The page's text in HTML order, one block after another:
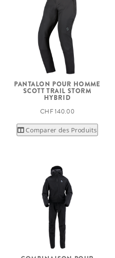
PANTALON POUR HOMME
SCOTT TRAIL STORM
HYBRID
CHF 140.00
Comparer des Produits